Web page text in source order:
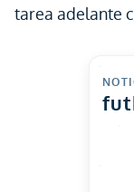
tarea adelante